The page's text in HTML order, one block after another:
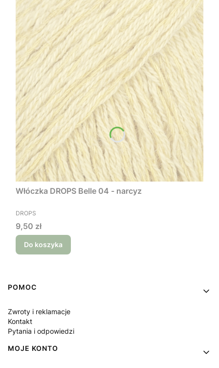
Włóczka DROPS Belle 04 - narcyz
PRODUCENT
DROPS
Cena
9,50 zł
Do koszyka
Linki w stopce
POMOC
Zwroty i reklamacje
Kontakt
Pytania i odpowiedzi
MOJE KONTO